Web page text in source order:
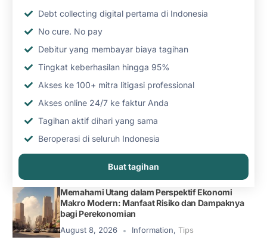
Debt collecting digital pertama di Indonesia
No cure. No pay
Debitur yang membayar biaya tagihan
Tingkat keberhasilan hingga 95%
Akses ke 100+ mitra litigasi professional
Akses online 24/7 ke faktur Anda
Tagihan aktif dihari yang sama
Beroperasi di seluruh Indonesia
Buat tagihan
Memahami Utang dalam Perspektif Ekonomi
Makro Modern: Manfaat Risiko dan Dampaknya
bagi Perekonomian
August 8, 2026 Information, Tips